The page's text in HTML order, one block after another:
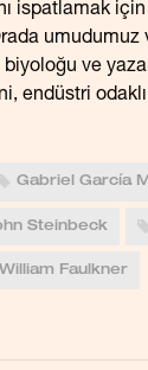
ispatlamak için
umudumuz
biyoloğu ve
endüstri
Gabriel García
Steinbeck
William Faulkner